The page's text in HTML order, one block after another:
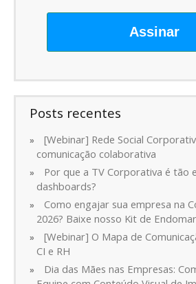
Assinar
Posts recentes
[Webinar] Rede Social
comunicação colaborativa
Por que a TV Corporativa é tão
dashboards?
Como engajar sua empresa na
2026? Baixe nosso Kit de
[Webinar] O Mapa de
CI e RH
Dia das Mães nas Empresas: